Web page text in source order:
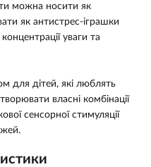
можна носити як
як антистрес-іграшки
уваги та
для дітей, які люблять
власні комбінації
сенсорної стимуляції